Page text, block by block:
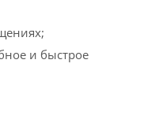
и быстрое